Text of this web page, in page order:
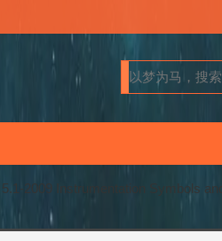
2009 Instrumentation Symbols and